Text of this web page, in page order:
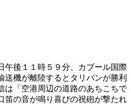
午後１１時５９分、カブール国際
送機が離陸するとタリバンが勝利
は「空港周辺の道路のあちこちで
笛の音が鳴り喜びの祝砲が撃たれ